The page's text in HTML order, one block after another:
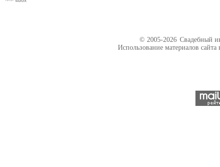
© 2005-2026 Свадебный
Использование материалов